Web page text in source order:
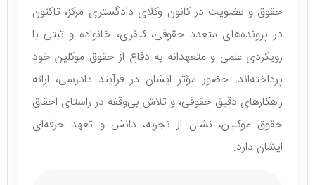
حقوق و عضویت در کانون وکلای دادگستری مرکز، تاکنون
در پرونده‌های متعدد حقوقی، کیفری، خانواده و ثبتی با
رویکردی علمی و متعهدانه به دفاع از حقوق موکلین خود
پرداخته‌اند. حضور مؤثر ایشان در فرآیند دادرسی، ارائه
راهکارهای دقیق حقوقی، و تلاش بی‌وقفه در راستای احقاق
حقوق موکلین، نشان از تجربه، دانش و تعهد حرفه‌ای
ایشان دارد.